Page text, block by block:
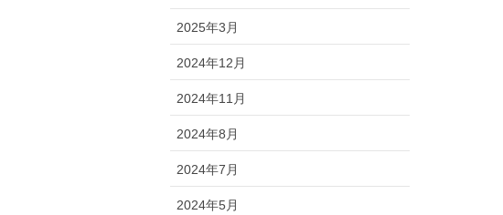
2025年3月
2024年12月
2024年11月
2024年8月
2024年7月
2024年5月